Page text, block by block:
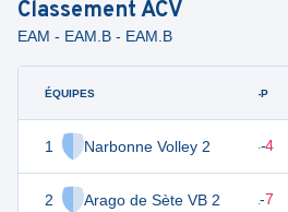
ClassementACV
EAM - EAM.B - EAM.B
ÉQUIPES
1 Narbonne Volley 2
2 Arago de Sète VB 2
G-P
40 18 14-4
35 18 11-7